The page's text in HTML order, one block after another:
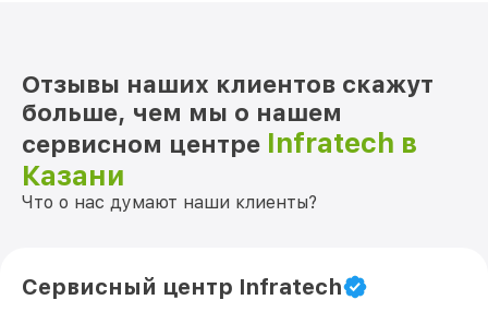
Отзывы наших клиентов скажут
больше, чем мы о нашем
сервисном центре Infratech в
Казани
Что о нас думают наши клиенты?
Сервисный центр Infratech